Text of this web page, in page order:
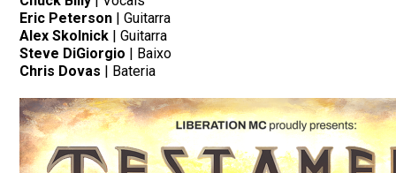
Eric Peterson | Guitarra
Alex Skolnick | Guitarra
Steve DiGiorgio | Baixo
Chris Dovas | Bateria